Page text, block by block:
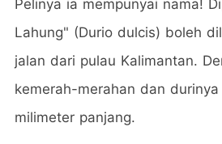
Pelinya ia mempunyai nama!
Lahung" (Durio dulcis) boleh
jalan dari pulau Kalimantan.
kemerah-merahan dan
milimeter panjang.